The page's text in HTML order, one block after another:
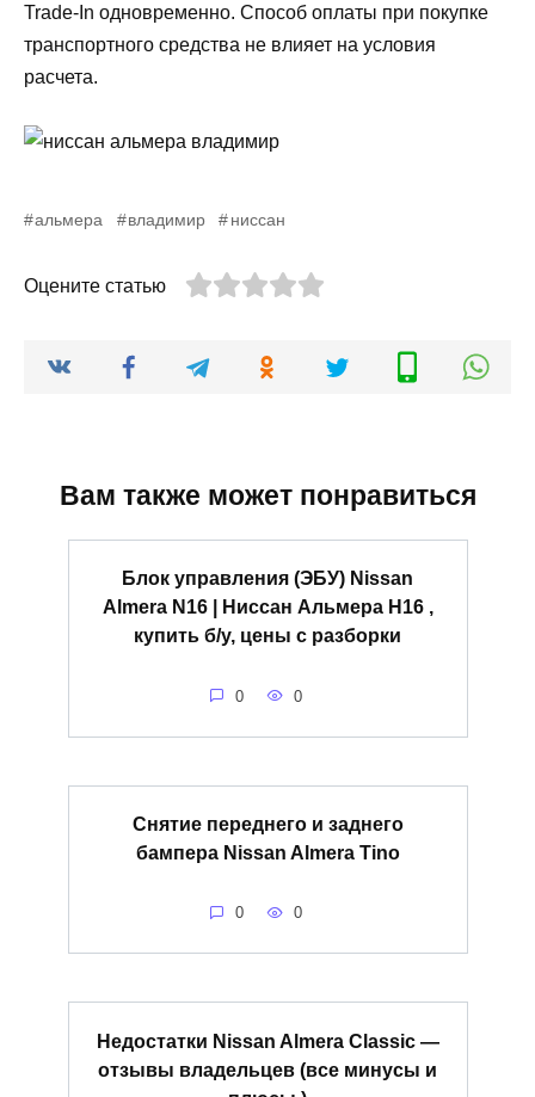
Trade-In одновременно. Способ оплаты при покупке
транспортного средства не влияет на условия
расчета.
альмера владимир ниссан
Оцените статью
Вам также может понравиться
Блок управления (ЭБУ) Nissan
Almera N16 | Ниссан Альмера Н16 ,
купить б/у, цены с разборки
0 0
Снятие переднего и заднего
бампера Nissan Almera Tino
0 0
Недостатки Nissan Almera Classic —
отзывы владельцев (все минусы и